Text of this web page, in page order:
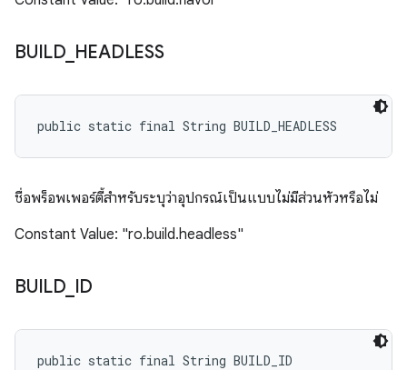
BUILD_ HEADLESS
public static final String BUILD_HEADLESS
ชื่อพร็อพเพอร์ตี้สำหรับระบุว่าอุปกรณ์เป็นแบบไม่มีส่วนหัวหรือไม่
Constant Value: "ro.build.headless"
BUILD_ ID
public static final String BUILD_ID